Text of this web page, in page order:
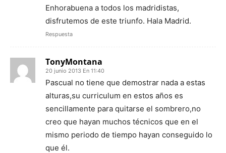
Enhorabuena a todos los madridistas,
disfrutemos de este triunfo. Hala Madrid.
Respuesta
TonyMontana
20 junio 2013 En 11:40
Pascual no tiene que demostrar nada a estas
alturas,su curriculum en estos años es
sencillamente para quitarse el sombrero,no
creo que hayan muchos técnicos que en el
mismo periodo de tiempo hayan conseguido lo
que él.